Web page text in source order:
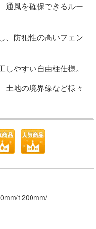
通風を確保できるルー
、防犯性の高いフェン
やすい自由柱仕様。
土地の境界線など様々
1200mm/